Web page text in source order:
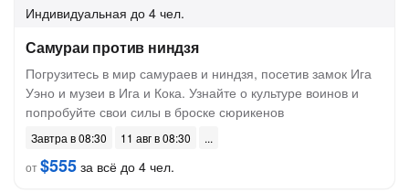
Индивидуальная до 4 чел.
Самураи против ниндзя
Погрузитесь в мир самураев и ниндзя, посетив замок Ига
Уэно и музеи в Ига и Кока. Узнайте о культуре воинов и
попробуйте свои силы в броске сюрикенов
Завтра в 08:30
11 авг в 08:30
от$555 за всё до 4 чел.